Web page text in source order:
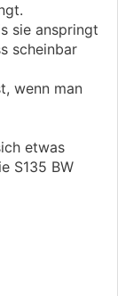
sie anspringt
scheinbar
wenn man
etwas
S135 BW